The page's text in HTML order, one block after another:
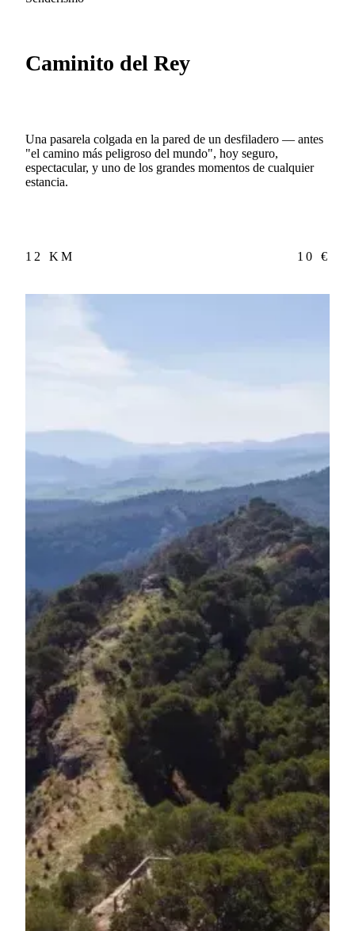
Caminito del Rey
Una pasarela colgada en la pared de un desfiladero — antes
"el camino más peligroso del mundo", hoy seguro,
espectacular, y uno de los grandes momentos de cualquier
estancia.
12 KM 10 €